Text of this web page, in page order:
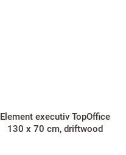
Element executiv TopOffice
130 x 70 cm, driftwood